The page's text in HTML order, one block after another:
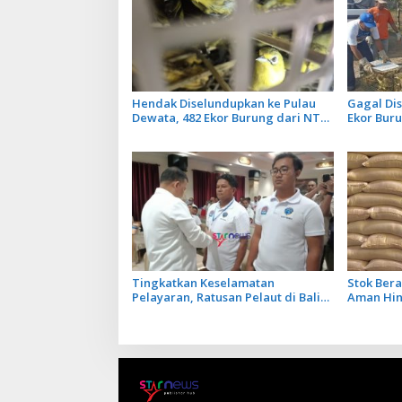
Hendak Diselundupkan ke Pulau
Dewata, 482 Ekor Burung dari NTB
Gagal
Ekor
Tingkatkan Keselamatan
Pelayaran, Ratusan Pelaut di Bali
Stok
Aman